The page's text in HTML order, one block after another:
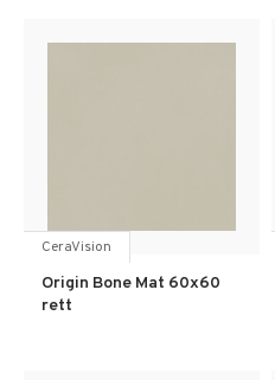
CeraVision
Origin Bone Mat 60x60
rett